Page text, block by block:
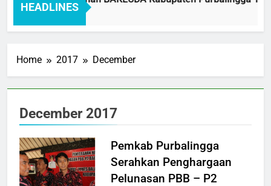
HEADLINES
1 Month Ago
Home 2017 December
December 2017
Pemkab Purbalingga
Serahkan Penghargaan
Pelunasan PBB – P2